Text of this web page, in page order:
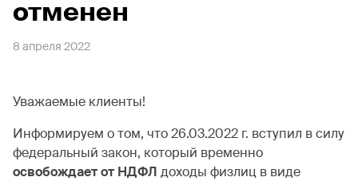
отменен
8 апреля 2022
Уважаемые клиенты!
Информируем о том, что 26.03.2022 г. вступил в силу
федеральный закон, который временно
освобождает от НДФЛ доходы физлиц в виде